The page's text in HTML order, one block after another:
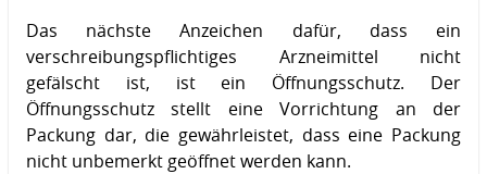
Das nächste Anzeichen dafür, dass ein
verschreibungspflichtiges Arzneimittel nicht
gefälscht ist, ist ein Öffnungsschutz. Der
Öffnungsschutz stellt eine Vorrichtung an der
Packung dar, die gewährleistet, dass eine Packung
nicht unbemerkt geöffnet werden kann.